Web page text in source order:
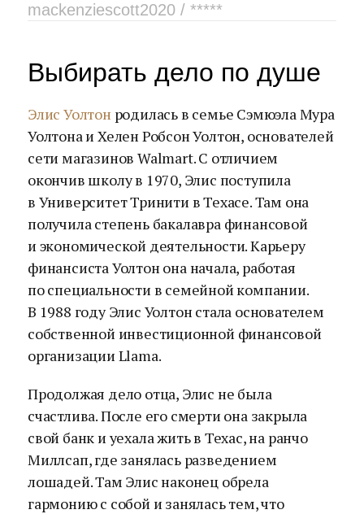
mackenziescott2020 / *****
Выбирать дело по душе
Элис Уолтон родилась в семье Сэмюэла Мура
Уолтона и Хелен Робсон Уолтон, основателей
сети магазинов Walmart. С отличием
окончив школу в 1970, Элис поступила
в Университет Тринити в Техасе. Там она
получила степень бакалавра финансовой
и экономической деятельности. Карьеру
финансиста Уолтон она начала, работая
по специальности в семейной компании.
В 1988 году Элис Уолтон стала основателем
собственной инвестиционной финансовой
организации Llama.
Продолжая дело отца, Элис не была
счастлива. После его смерти она закрыла
свой банк и уехала жить в Техас, на ранчо
Миллсап, где занялась разведением
лошадей. Там Элис наконец обрела
гармонию с собой и занялась тем, что